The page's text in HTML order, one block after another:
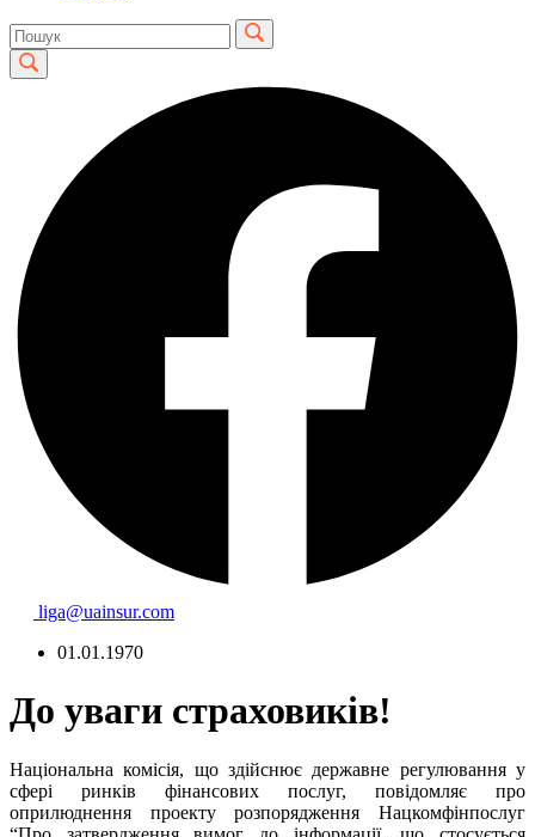
liga@uainsur.com
01.01.1970
До уваги страховиків!
Національна комісія, що здійснює державне регулювання у
сфері ринків фінансових послуг, повідомляє про
оприлюднення проекту розпорядження Нацкомфінпослуг